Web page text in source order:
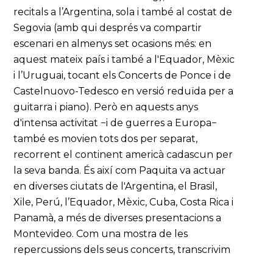
recitals a l’Argentina, sola i també al costat de
Segovia (amb qui després va compartir
escenari en almenys set ocasions més: en
aquest mateix país i també a l'Equador, Mèxic
i l’Uruguai, tocant els Concerts de Ponce i de
Castelnuovo-Tedesco en versió reduïda per a
guitarra i piano). Però en aquests anys
d'intensa activitat −i de guerres a Europa−
també es movien tots dos per separat,
recorrent el continent americà cadascun per
la seva banda. És així com Paquita va actuar
en diverses ciutats de l'Argentina, el Brasil,
Xile, Perú, l’Equador, Mèxic, Cuba, Costa Rica i
Panamà, a més de diverses presentacions a
Montevideo. Com una mostra de les
repercussions dels seus concerts, transcrivim